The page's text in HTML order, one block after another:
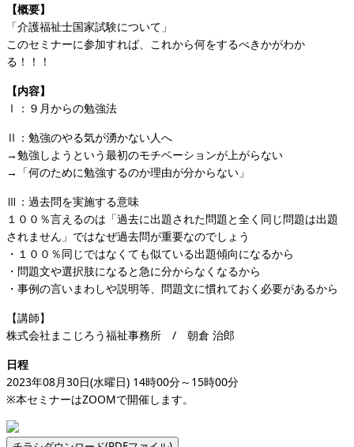
【概要】
「介護福祉士国家試験について」
このセミナーに参加すれば、これから何をするべきかがわか
る！！！
【内容】
Ⅰ：９月からの勉強法
Ⅱ：勉強のやる気が湧かない人へ
→勉強しようという最初のモチベーションが上がらない
→「何のために勉強するのか理由が分からない」
Ⅲ：過去問を実施する意味
１００％言えるのは「過去に出題された問題と全く同じ問題は出題
されません」ではなぜ過去問が重要なのでしょう
・１００％同じではなくても似ている出題傾向になるから
・問題文や選択肢になると急に分からなくなるから
・事例の言いまわしや説明等、問題文に慣れておく必要があるから
【講師】
株式会社まこじろう福祉事務所 / 朝倉 治郎
日程
2023年08月30日(水曜日) 14時00分～15時00分
※本セミナーはZOOMで開催します。